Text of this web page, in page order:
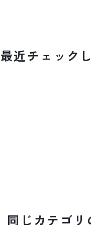
最近チェック
同じカテゴリ